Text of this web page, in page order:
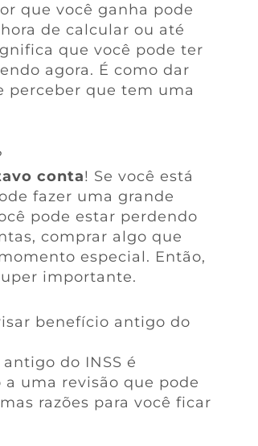
que você ganha pode
de calcular ou até
que você pode ter
agora. É como dar
perceber que tem uma
conta! Se você está
fazer uma grande
pode estar perdendo
comprar algo que
especial. Então,
importante.
benefício antigo do
do INSS é
uma revisão que pode
razões para você ficar